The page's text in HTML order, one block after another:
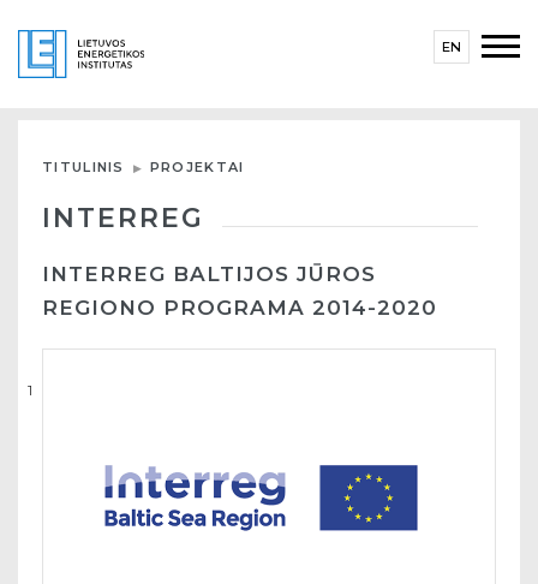
EN
TITULINIS PROJEKTAI
INTERREG
INTERREG BALTIJOS JŪROS
REGIONO PROGRAMA 2014-2020
1